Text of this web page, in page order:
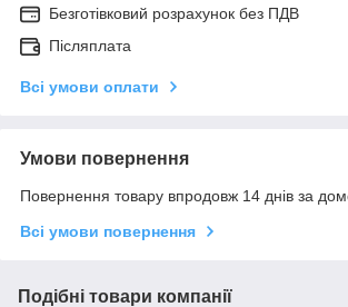
Безготівковий розрахунок без ПДВ
Післяплата
Всі умови оплати
Умови повернення
Повернення товару впродовж 14 днів за
Всі умови повернення
Подібні товари компанії